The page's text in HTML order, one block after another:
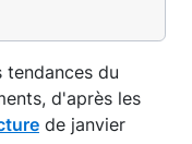
tendances du
d'après les
de janvier